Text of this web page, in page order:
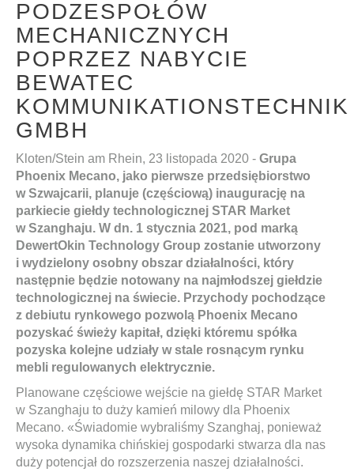
PODZESPOŁÓW
MECHANICZNYCH
POPRZEZ NABYCIE
BEWATEC
KOMMUNIKATIONSTECHNIK
GMBH
Kloten/Stein am Rhein, 23 listopada 2020 - Grupa
Phoenix Mecano, jako pierwsze przedsiębiorstwo
w Szwajcarii, planuje (częściową) inaugurację na
parkiecie giełdy technologicznej STAR Market
w Szanghaju. W dn. 1 stycznia 2021, pod marką
DewertOkin Technology Group zostanie utworzony
i wydzielony osobny obszar działalności, który
następnie będzie notowany na najmłodszej giełdzie
technologicznej na świecie. Przychody pochodzące
z debiutu rynkowego pozwolą Phoenix Mecano
pozyskać świeży kapitał, dzięki któremu spółka
pozyska kolejne udziały w stale rosnącym rynku
mebli regulowanych elektrycznie.
Planowane częściowe wejście na giełdę STAR Market
w Szanghaju to duży kamień milowy dla Phoenix
Mecano. «Świadomie wybraliśmy Szanghaj, ponieważ
wysoka dynamika chińskiej gospodarki stwarza dla nas
duży potencjał do rozszerzenia naszej działalności.